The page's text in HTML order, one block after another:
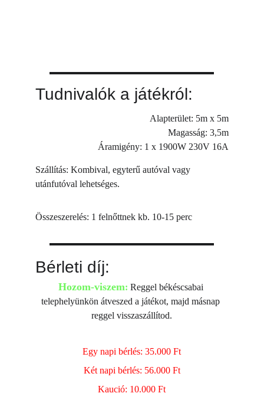
Tudnivalók a játékról:
Alapterület: 5m x 5m
Magasság: 3,5m
Áramigény: 1 x 1900W 230V 16A
Bérleti díj:
Hozom-viszem: Reggel békéscsabai
telephelyünkön átveszed a játékot, majd másnap
reggel visszaszállítod.
Egy napi bérlés: 35.000 Ft
Két napi bérlés: 56.000 Ft
Kaució: 10.000 Ft
Szállítás: Kombival, egyterű autóval vagy
utánfutóval lehetséges.
Összeszerelés: 1 felnőttnek kb. 10-15 perc